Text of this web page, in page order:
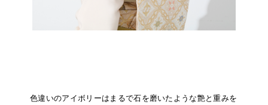
色違いのアイボリーはまるで石を磨いたような艶と重みを